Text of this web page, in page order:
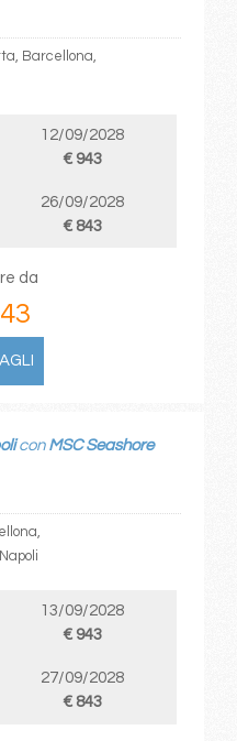
Barcellona,
12/09/2028
€ 943
26/09/2028
€ 843
da
con MSC Seashore
13/09/2028
€ 943
27/09/2028
€ 843